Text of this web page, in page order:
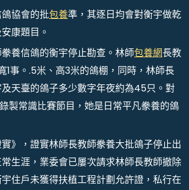
協會的批包養準，其逐日均會對衡宇做乾
康題目。
養信鴿的衡宇停止勘查。林師包養網長教
事。.5米、高3米的鴿棚，同時，林師長
天臺的鴿子多少數字年夜約為45只。對
製常識比賽節目，她是日常平凡豢養的鴿
》，證實林師長教師豢養大批鴿子停止出
生涯，業委會已屢次請求林師長教師撤除
住戶未獲得扶植工程計劃允許證，私行在